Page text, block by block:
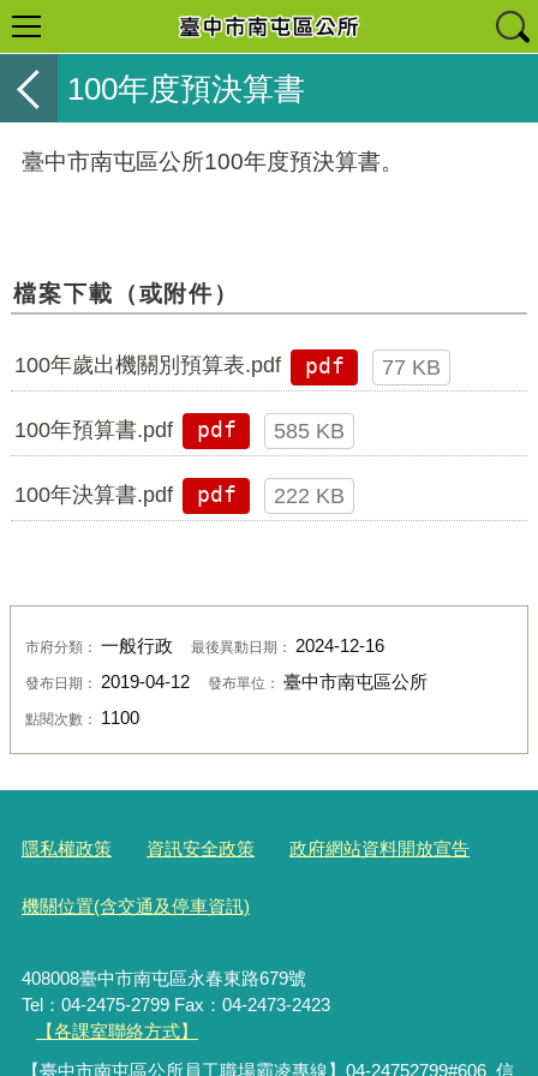
100年度預決算書
臺中市南屯區公所100年度預決算書。
檔案下載（或附件）
100年歲出機關別預算表.pdf pdf 77 KB
100年預算書.pdf pdf 585 KB
100年決算書.pdf pdf 222 KB
市府分類： 一般行政 最後異動日期： 2024-12-16
發布日期： 2019-04-12 發布單位： 臺中市南屯區公所
點閱次數： 1100
隱私權政策 資訊安全政策 政府網站資料開放宣告
機關位置(含交通及停車資訊)
408008臺中市南屯區永春東路679號
Tel：04-2475-2799 Fax：04-2473-2423
【各課室聯絡方式】
【臺中市南屯區公所員工職場霸凌專線】04-24752799#606 信